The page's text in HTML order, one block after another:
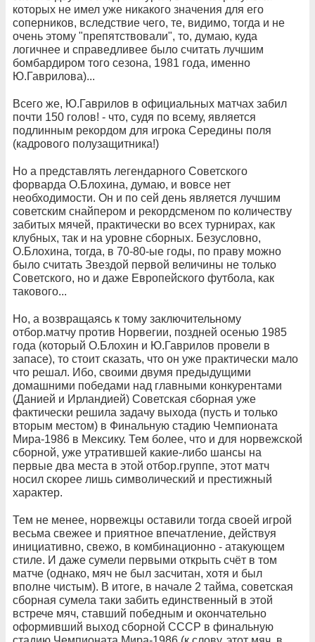
которых не имел уже никакого значения для его
соперников, вследствие чего, те, видимо, тогда и не
очень этому "препятствовали", то, думаю, куда
логичнее и справедливее было считать лучшим
бомбардиром того сезона, 1981 года, именно
Ю.Гаврилова)...
Всего же, Ю.Гаврилов в официальных матчах забил
почти 150 голов! - что, судя по всему, является
подлинным рекордом для игрока Середины поля
(кадрового полузащитника!)
Но а представлять легендарного Советского
форварда О.Блохина, думаю, и вовсе нет
необходимости. Он и по сей день является лучшим
советским снайпером и рекордсменом по количеству
забитых мячей, практически во всех турнирах, как
клубных, так и на уровне сборных. Безусловно,
О.Блохина, тогда, в 70-80-ые годы, по праву можно
было считать Звездой первой величины не только
Советского, но и даже Европейского футбола, как
такового...
Но, а возвращаясь к тому заключительному
отбор.матчу против Норвегии, поздней осенью 1985
года (который О.Блохин и Ю.Гаврилов провели в
запасе), то стоит сказать, что он уже практически мало
что решал. Ибо, своими двумя предыдущими
домашними победами над главными конкурентами
(Данией и Ирландией) Советская сборная уже
фактически решила задачу выхода (пусть и только
вторым местом) в Финальную стадию Чемпионата
Мира-1986 в Мексику. Тем более, что и для норвежской
сборной, уже утратившей какие-либо шансы на
первые два места в этой отбор.группе, этот матч
носил скорее лишь символический и престижный
характер.
Тем не менее, норвежцы оставили тогда своей игрой
весьма свежее и приятное впечатление, действуя
инициативно, свежо, в комбинационно - атакующем
стиле. И даже сумели первыми открыть счёт в том
матче (однако, мяч не был засчитан, хотя и был
вполне чистым). В итоге, в начале 2 тайма, советская
сборная сумела таки забить единственный в этой
встрече мяч, ставший победным и окончательно
оформивший выход сборной СССР в финальную